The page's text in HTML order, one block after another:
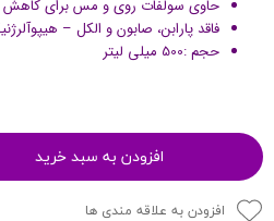
حاوی سولفات روی و مس برای کاهش
فاقد پارابن، صابون و الکل –
حجم :500 میلی لیتر
افزودن به سبد خرید
افزودن به علاقه مندی ها